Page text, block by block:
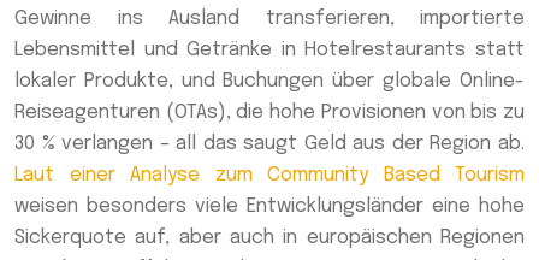
Gewinne ins Ausland transferieren, importierte
Lebensmittel und Getränke in Hotelrestaurants statt
lokaler Produkte, und Buchungen über globale Online-
Reiseagenturen (OTAs), die hohe Provisionen von bis zu
30 % verlangen – all das saugt Geld aus der Region ab.
Laut einer Analyse zum Community Based Tourism
weisen besonders viele Entwicklungsländer eine hohe
Sickerquote auf, aber auch in europäischen Regionen